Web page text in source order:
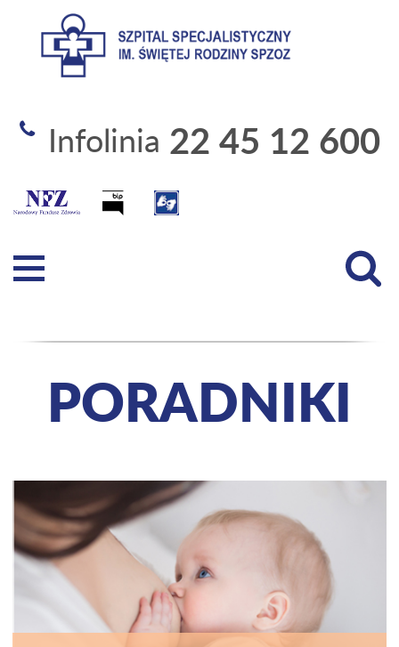
Szpital Specjalistyczny
Infolinia 22 45 12 600
PORADNIKI